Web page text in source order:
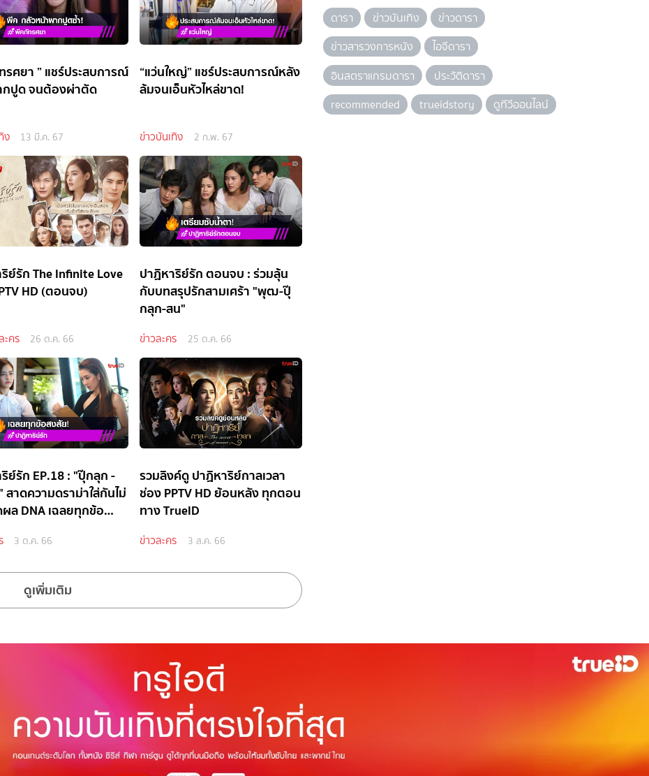
รศยา ” แชร์ประสบการณ์
ปูด จนต้องผ่าตัด
ง 13 มี.ค. 67
“แว่นใหญ่” แชร์ประสบการณ์หลัง
ล้มจนเอ็นหัวไหล่ขาด!
ข่าวบันเทิง 2 ก.พ. 67
ย์รัก The Infinite Love
HD (ตอนจบ)
ะคร 26 ต.ค. 66
ปาฏิหาริย์รัก ตอนจบ : ร่วมลุ้น
กับบทสรุปรักสามเศร้า "พุฒ-ปุ๊
กลุก-สน"
ข่าวละคร 25 ต.ค. 66
ย์รัก EP.18 : "ปุ๊กลุก -
สาดความดราม่าใส่กันไม่
ล DNA เฉลยทุกข้อ
3 ต.ค. 66
รวมลิงค์ดู ปาฏิหาริย์กาลเวลา
ช่อง PPTV HD ย้อนหลัง ทุกตอน
ทาง TrueID
ข่าวละคร 3 ส.ค. 66
ดูเพิ่มเติม
ดารา ข่าวบันเทิง
ข่าวดารา
ข่าวสารวงการหนัง
ไอจีดารา
อินสตราแกรมดารา
ประวัติดารา
recommended
trueidstory ดูทีวีออนไลน์